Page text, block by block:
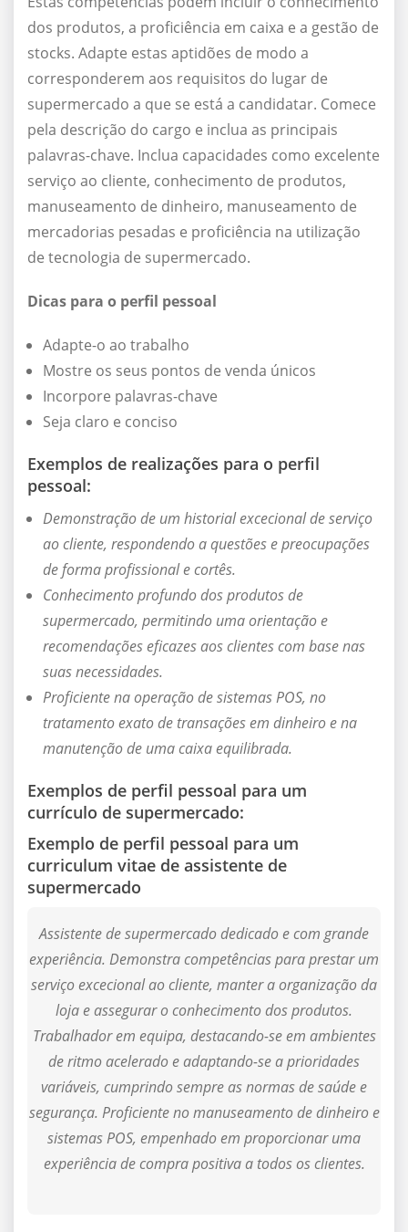
dos produtos, a proficiência em caixa e a gestão de
stocks. Adapte estas aptidões de modo a
corresponderem aos requisitos do lugar de
supermercado a que se está a candidatar. Comece
pela descrição do cargo e inclua as principais
palavras-chave. Inclua capacidades como excelente
serviço ao cliente, conhecimento de produtos,
manuseamento de dinheiro, manuseamento de
mercadorias pesadas e proficiência na utilização
de tecnologia de supermercado.
Dicas para o perfil pessoal
Adapte-o ao trabalho
Mostre os seus pontos de venda únicos
Incorpore palavras-chave
Seja claro e conciso
Exemplos de realizações para o perfil
pessoal:
Demonstração de um historial excecional de serviço
ao cliente, respondendo a questões e preocupações
de forma profissional e cortês.
Conhecimento profundo dos produtos de
supermercado, permitindo uma orientação e
recomendações eficazes aos clientes com base nas
suas necessidades.
Proficiente na operação de sistemas POS, no
tratamento exato de transações em dinheiro e na
manutenção de uma caixa equilibrada.
Exemplos de perfil pessoal para um
currículo de supermercado:
Exemplo de perfil pessoal para um
curriculum vitae de assistente de
supermercado
Assistente de supermercado dedicado e com grande
experiência. Demonstra competências para prestar um
serviço excecional ao cliente, manter a organização da
loja e assegurar o conhecimento dos produtos.
Trabalhador em equipa, destacando-se em ambientes
de ritmo acelerado e adaptando-se a prioridades
variáveis, cumprindo sempre as normas de saúde e
segurança. Proficiente no manuseamento de dinheiro e
sistemas POS, empenhado em proporcionar uma
experiência de compra positiva a todos os clientes.